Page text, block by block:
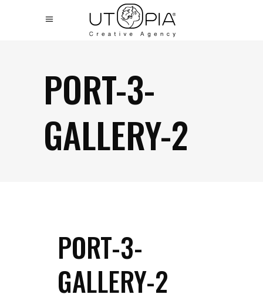
PORT-3-
GALLERY-2
PORT-3-
GALLERY-2